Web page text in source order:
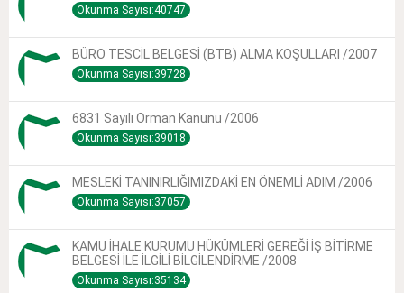
Okunma Sayısı:40747
BÜRO TESCİL BELGESİ (BTB) ALMA KOŞULLARI /2007
Okunma Sayısı:39728
6831 Sayılı Orman Kanunu /2006
Okunma Sayısı:39018
MESLEKİ TANINIRLIĞIMIZDAKİ EN ÖNEMLİ ADIM /2006
Okunma Sayısı:37057
KAMU İHALE KURUMU HÜKÜMLERİ GEREĞİ İŞ BİTİRME
BELGESİ İLE İLGİLİ BİLGİLENDİRME /2008
Okunma Sayısı:35134